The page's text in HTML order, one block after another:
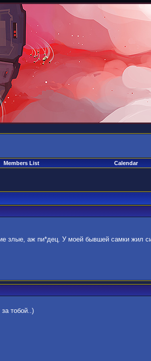
Members List Calendar
злые, аж пи*дец. У моей бывшей самки жил
за тобой..)